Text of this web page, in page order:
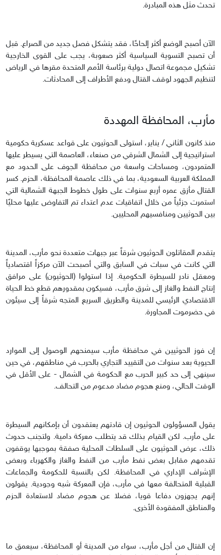
تحدث مثل هذه المبادرة.
الآن أصبح الوضع أكثر إلحاحًا، فقد يتشكل فصل جديد من الصراع. قبل
أن تصبح التسوية السياسية أكثر صعوبة، يجب على القوى الخارجية
تشكيل مجموعة اتصال دولية برئاسة الأمم المتحدة مقرها في الرياض
لتنظيم الجهود لوقف القتال ودفع الأطراف إلى المحادثات.
مأرب، المحافظة المهددة
منذ كانون الثاني / يناير، استولى الحوثيون على قواعد عسكرية حكومية
استراتيجية إلى الشمال الشرقي من صنعاء، العاصمة التي يسيطر عليها
المتمردون، ومساحات واسعة من محافظة الجوف على الحدود مع
المملكة العربية السعودية، بما في ذلك عاصمة المحافظة، الحزم. كسر
القتال مأزق عمره أربع سنوات على طول خطوط الجبهة الشمالية التي
استمرت جزئياً من خلال اتفاقيات عدم اعتداء تم التفاوض عليها محليًا
بين الحوثيين ومنافسيهم المحليين.
يتقدم المقاتلون الحوثيون شرقاً عبر جبهات متعددة نحو مأرب، المدينة
التي كانت في سبات في السابق والتي أصبحت الآن مركزاً اقتصادياً
ومعقل نادر للسيطرة الحكومية. إذا استولوا (الحوثيون) على مرافق
إنتاج النفط والغاز إلى شرق مأرب، فسيكون بمقدورهم قطع خط الحياة
الاقتصادي الرئيسي للمدينة والطريق السريع المتجه شرقاً إلى سيئون
في حضرموت المجاورة.
إن فوز الحوثيين في محافظة مأرب سيمنحهم الوصول إلى الموارد
الحيوية بعد سنوات من التقييد التجاري بالحرب في مناطقهم، في حين
سينهي إلى حد كبير الحرب مع الحكومة في الشمال - على الأقل في
الوقت الحالي، ومنع هجوم مضاد مدعوم من التحالف.
يقول المسؤولون الحوثيون إن قادتهم يعتقدون أن بإمكانهم السيطرة
على مأرب. لكن القيام بذلك قد يتطلب معركة دامية. ولتجنب حدوث
ذلك، عرض الحوثيون على السلطات المحلية صفقة بموجبها يوقفون
تقدمهم مقابل بعض نفط مأرب من النفط والغاز والكهرباء وبعض
الإشراف الإداري في المحافظة. لكن بالنسبة للحكومة والجماعات
القبلية المتحالفة معها في مأرب، فإن المعركة شبه وجودية. يقولون
إنهم يجهزون دفاعا قويا، فضلا عن هجوم مضاد لاستعادة الحزم
والمناطق المفقودة الأخرى.
إن القتال من أجل مأرب، سواء من المدينة أو المحافظة، سيعمق ما